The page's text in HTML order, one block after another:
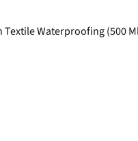
Textile Waterproofing (500